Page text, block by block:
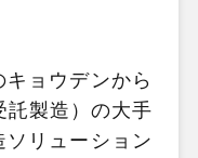
ョウデンから
託製造）の大手
ソリューション